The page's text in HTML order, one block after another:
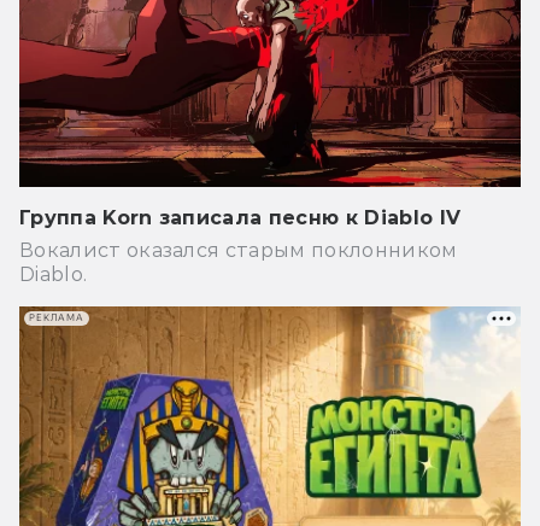
Группа Korn записала песню к Diablo IV
Вокалист оказался старым поклонником
Diablo.
РЕКЛАМА